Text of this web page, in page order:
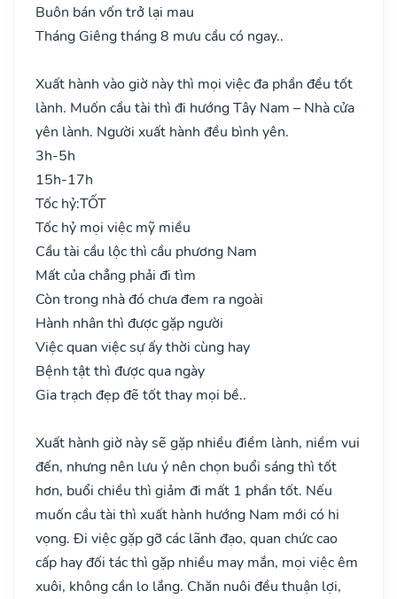
Buôn bán vốn trở lại mau
Tháng Giêng tháng 8 mưu cầu có ngay..
Xuất hành vào giờ này thì mọi việc đa phần đều tốt
lành. Muốn cầu tài thì đi hướng Tây Nam – Nhà cửa
yên lành. Người xuất hành đều bình yên.
3h-5h
15h-17h
Tốc hỷ:TỐT
Tốc hỷ mọi việc mỹ miều
Cầu tài cầu lộc thì cầu phương Nam
Mất của chẳng phải đi tìm
Còn trong nhà đó chưa đem ra ngoài
Hành nhân thì được gặp người
Việc quan việc sự ấy thời cùng hay
Bệnh tật thì được qua ngày
Gia trạch đẹp đẽ tốt thay mọi bề..
Xuất hành giờ này sẽ gặp nhiều điềm lành, niềm vui
đến, nhưng nên lưu ý nên chọn buổi sáng thì tốt
hơn, buổi chiều thì giảm đi mất 1 phần tốt. Nếu
muốn cầu tài thì xuất hành hướng Nam mới có hi
vọng. Đi việc gặp gỡ các lãnh đạo, quan chức cao
cấp hay đối tác thì gặp nhiều may mắn, mọi việc êm
xuôi, không cần lo lắng. Chăn nuôi đều thuận lợi,